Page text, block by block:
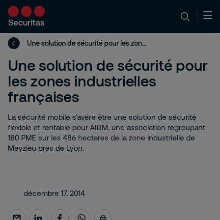
Une solution de sécurité pour les zones industrielles françaises
Une solution de sécurité pour
les zones industrielles
françaises
La sécurité mobile s’avère être une solution de sécurité
flexible et rentable pour AIRM, une association regroupant
180 PME sur les 486 hectares de la zone industrielle de
Meyzieu près de Lyon.
décembre 17, 2014